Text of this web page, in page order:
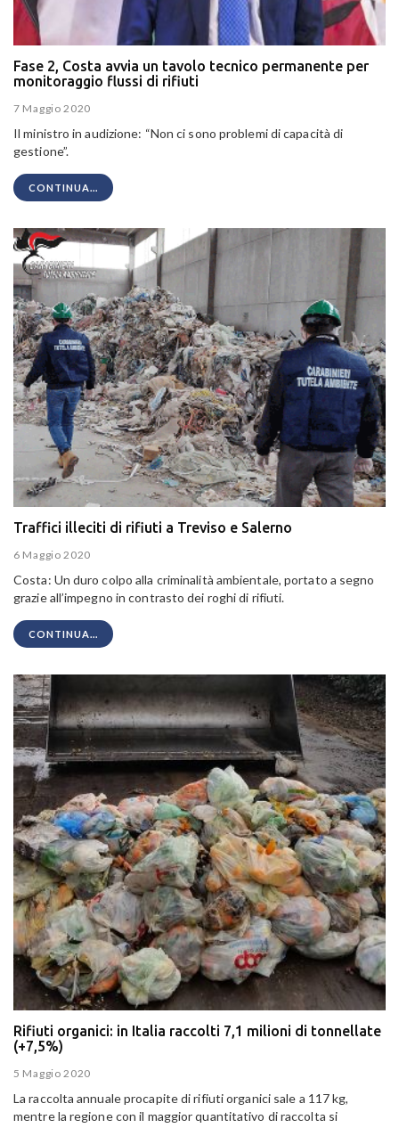
Fase 2, Costa avvia un tavolo tecnico permanente per
monitoraggio flussi di rifiuti
7 Maggio 2020
Il ministro in audizione: “Non ci sono problemi di capacità di
gestione”.
CONTINUA...
Traffici illeciti di rifiuti a Treviso e Salerno
6 Maggio 2020
Costa: Un duro colpo alla criminalità ambientale, portato a segno
grazie all’impegno in contrasto dei roghi di rifiuti.
CONTINUA...
Rifiuti organici: in Italia raccolti 7,1 milioni di tonnellate
(+7,5%)
5 Maggio 2020
La raccolta annuale procapite di rifiuti organici sale a 117 kg,
mentre la regione con il maggior quantitativo di raccolta si